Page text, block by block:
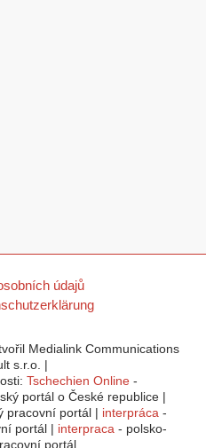
údajů
Medialink Communications
s.r.o. |
Tschechien Online -
portál o České republice |
pracovní portál | interpráca -
portál | interpraca - polsko-
portál